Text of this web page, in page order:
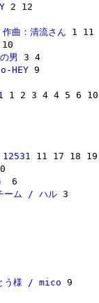
曲：清流さん
男
HEY
ーム / ハル
う様 / mico